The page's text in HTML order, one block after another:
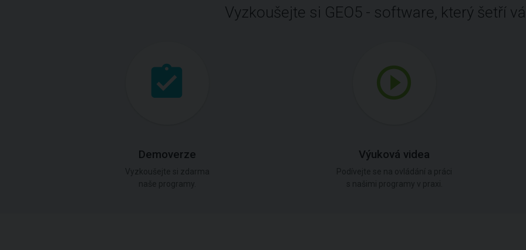
Vyzkoušejte si GEO5 - software, který šetří
Demoverze Výuková videa